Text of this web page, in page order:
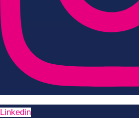
Linkedin